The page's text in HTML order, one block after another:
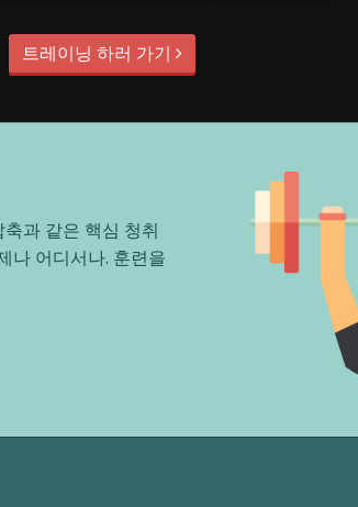
트레이닝 하러 가기
과 같은 핵심 청취
나 어디서나. 훈련을